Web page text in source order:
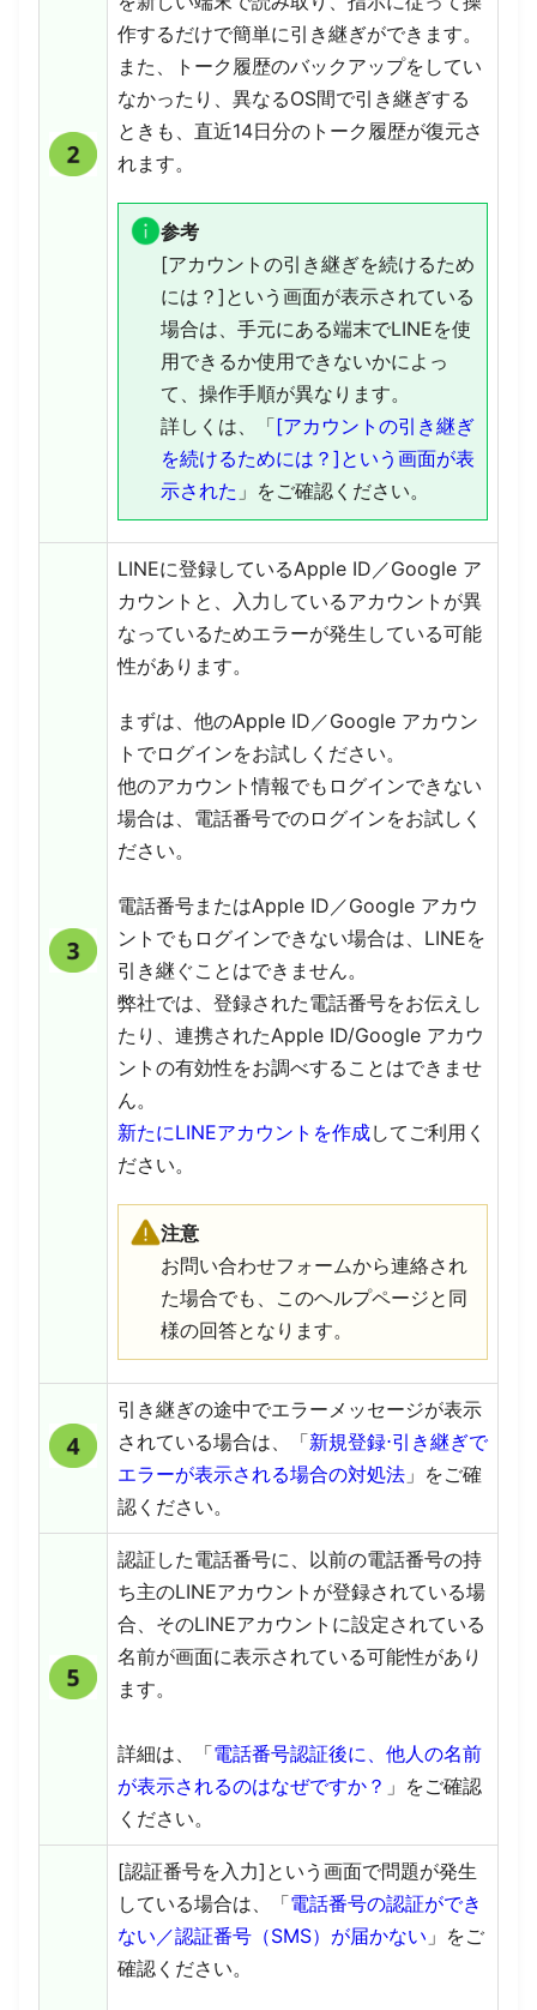
作するだけで簡単に引き継ぎができます。
また、トーク履歴のバックアップをしてい
なかったり、異なるOS間で引き継ぎする
ときも、直近14日分のトーク履歴が復元さ
れます。
参考
[アカウントの引き継ぎを続けるため
には？]という画面が表示されている
場合は、手元にある端末でLINEを使
用できるか使用できないかによっ
て、操作手順が異なります。
詳しくは、「[アカウントの引き継ぎ
を続けるためには？]という画面が表
示された 」をご確認ください。
LINEに登録しているApple ID／Google ア
カウントと、入力しているアカウントが異
なっているためエラーが発生している可能
性があります。
まずは、他のApple ID／Google アカウン
トでログインをお試しください。
他のアカウント情報でもログインできない
場合は、電話番号でのログインをお試しく
ださい。
電話番号またはApple ID／Google アカウ
ントでもログインできない場合は、LINEを
引き継ぐことはできません。
弊社では、登録された電話番号をお伝えし
たり、連携されたApple ID/Google アカウ
ントの有効性をお調べすることはできませ
ん。
新たにLINEアカウントを作成してご利用く
ださい。
注意
お問い合わせフォームから連絡され
た場合でも、このヘルプページと同
様の回答となります。
引き継ぎの途中でエラーメッセージが表示
されている場合は、「新規登録⋅引き継ぎで
エラーが表示される場合の対処法 」をご確
認ください。
認証した電話番号に、以前の電話番号の持
ち主のLINEアカウントが登録されている場
合、そのLINEアカウントに設定されている
名前が画面に表示されている可能性があり
ます。
詳細は、「電話番号認証後に、他人の名前
が表示されるのはなぜですか？ 」をご確認
ください。
[認証番号を入力]という画面で問題が発生
している場合は、「電話番号の認証ができ
ない／認証番号（SMS）が届かない 」をご
確認ください。